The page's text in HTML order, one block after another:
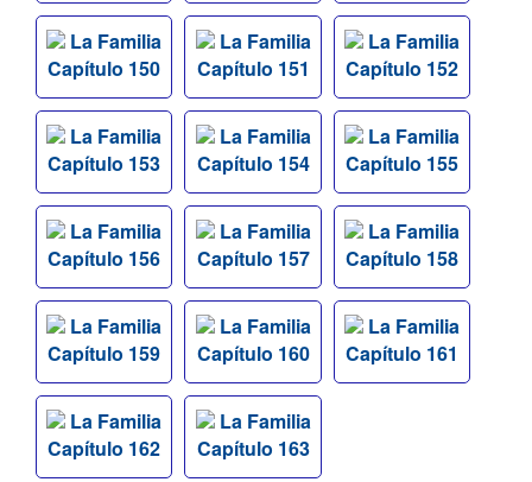
La Familia
Capítulo 150
La Familia
Capítulo 151
La Familia
Capítulo 152
La Familia
Capítulo 153
La Familia
Capítulo 154
La Familia
Capítulo 155
La Familia
Capítulo 156
La Familia
Capítulo 157
La Familia
Capítulo 158
La Familia
Capítulo 159
La Familia
Capítulo 160
La Familia
Capítulo 161
La Familia
Capítulo 162
La Familia
Capítulo 163